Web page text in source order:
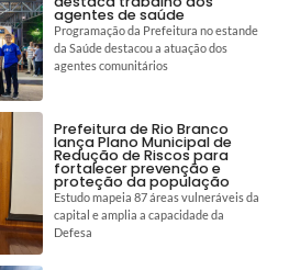
agentes de saúde
Programação da Prefeitura no estande
da Saúde destacou a atuação dos
agentes comunitários
Prefeitura de Rio Branco
lança Plano Municipal de
Redução de Riscos para
fortalecer prevenção e
proteção da população
Estudo mapeia 87 áreas vulneráveis da
capital e amplia a capacidade da
Defesa